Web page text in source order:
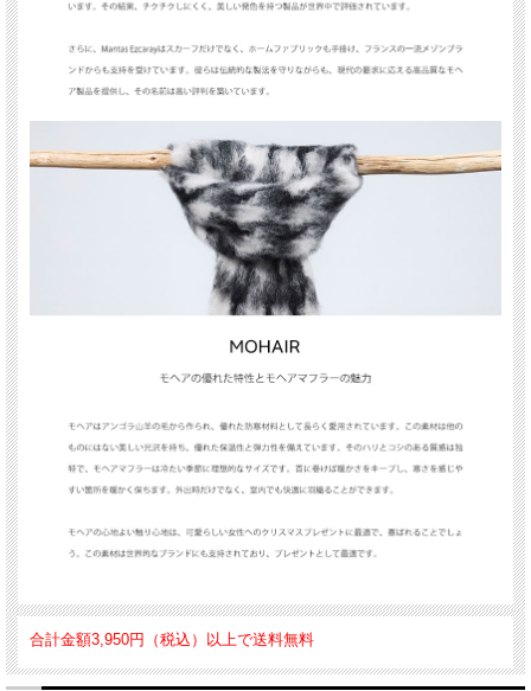
モヘア特有のチクチクした肌ざわりもなく、驚くほどに軽く柔らかいのが特徴で
素材／モヘア73%、ウール24%、ナイロン3%
宅で洗濯する場合は、デリケート生地用の中性洗剤を用いて、冷水で優
しく押し洗いします。十分にすすいで軽く脱水したら、平置きで乾燥さ
備考／※掲載写真はパソコンのモニターによって実物と色味が異なる場
合計金額3,950円（税込）以上で送料無料